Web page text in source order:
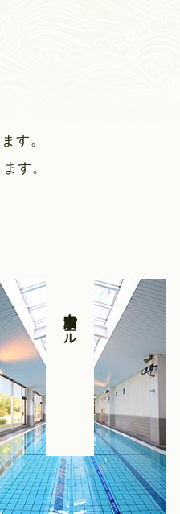
す。
す。
室内温泉プール